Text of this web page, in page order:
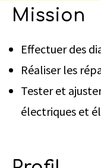
Mission
Effectuer des
Réaliser les
Tester et
électriques et